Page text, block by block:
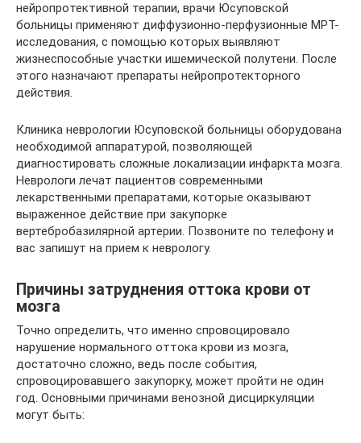
нейропротективной терапии, врачи Юсуповской
больницы применяют диффузионно-перфузионные МРТ-
исследования, с помощью которых выявляют
жизнеспособные участки ишемической полутени. После
этого назначают препараты нейропротекторного
действия.
Клиника неврологии Юсуповской больницы оборудована
необходимой аппаратурой, позволяющей
диагностировать сложные локализации инфаркта мозга.
Неврологи лечат пациентов современными
лекарственными препаратами, которые оказывают
выраженное действие при закупорке
вертебробазилярной артерии. Позвоните по телефону и
вас запишут на прием к неврологу.
Причины затруднения оттока крови от
мозга
Точно определить, что именно спровоцировало
нарушение нормального оттока крови из мозга,
достаточно сложно, ведь после события,
спровоцировавшего закупорку, может пройти не один
год. Основными причинами венозной дисциркуляции
могут быть: